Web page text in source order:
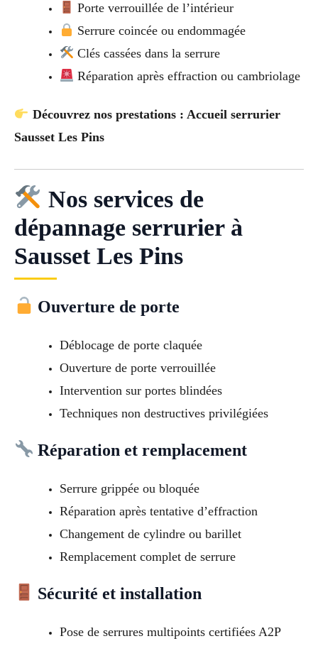
Porte verrouillée de l’intérieur
Serrure coincée ou endommagée
Clés cassées dans la serrure
Réparation après effraction ou cambriolage
Découvrez nos prestations : Accueil serrurier
Sausset Les Pins
Nos services de
dépannage serrurier à
Sausset Les Pins
Ouverture de porte
Déblocage de porte claquée
Ouverture de porte verrouillée
Intervention sur portes blindées
Techniques non destructives privilégiées
Réparation et remplacement
Serrure grippée ou bloquée
Réparation après tentative d’effraction
Changement de cylindre ou barillet
Remplacement complet de serrure
Sécurité et installation
Pose de serrures multipoints certifiées A2P